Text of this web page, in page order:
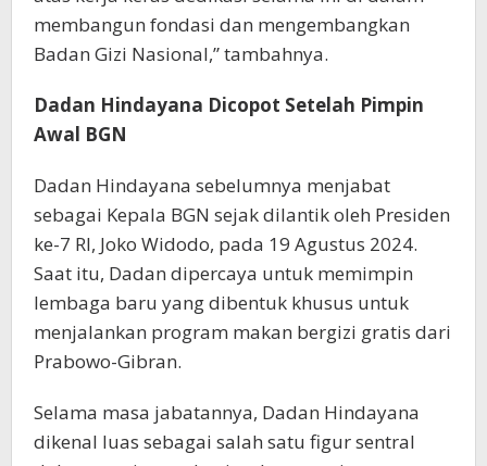
membangun fondasi dan mengembangkan
Badan Gizi Nasional,” tambahnya.
Dadan Hindayana Dicopot Setelah Pimpin
Awal BGN
Dadan Hindayana sebelumnya menjabat
sebagai Kepala BGN sejak dilantik oleh Presiden
ke-7 RI, Joko Widodo, pada 19 Agustus 2024.
Saat itu, Dadan dipercaya untuk memimpin
lembaga baru yang dibentuk khusus untuk
menjalankan program makan bergizi gratis dari
Prabowo-Gibran.
Selama masa jabatannya, Dadan Hindayana
dikenal luas sebagai salah satu figur sentral